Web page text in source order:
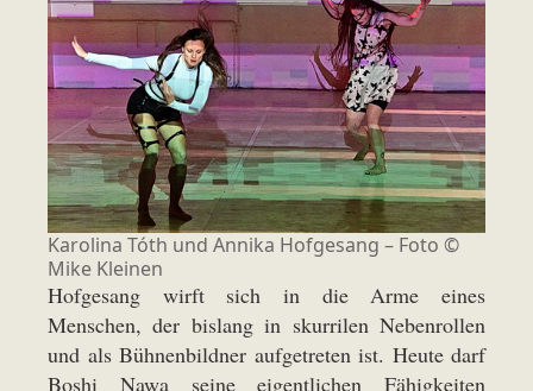
Karolina Tóth und Annika Hofgesang – Foto ©
Mike Kleinen
Hofgesang wirft sich in die Arme eines
Menschen, der bislang in skurrilen Nebenrollen
und als Bühnenbildner aufgetreten ist. Heute darf
Boshi Nawa seine eigentlichen Fähigkeiten